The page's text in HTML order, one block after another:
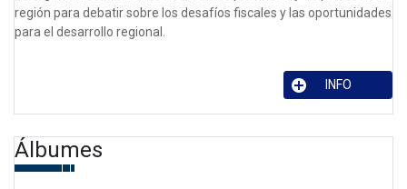
región para debatir sobre los desafíos fiscales y las oportunidades
para el desarrollo regional.
INFO
Álbumes